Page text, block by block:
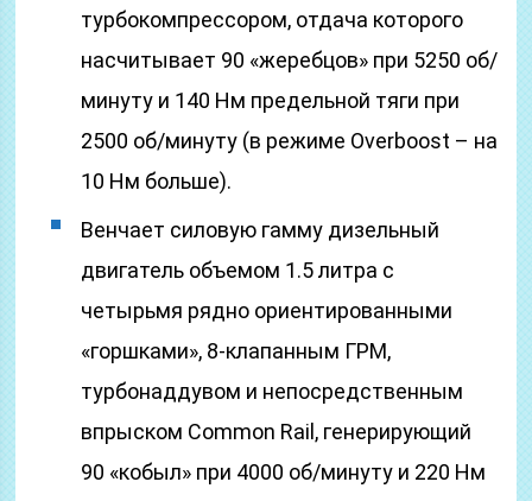
турбокомпрессором, отдача которого
насчитывает 90 «жеребцов» при 5250 об/
минуту и 140 Нм предельной тяги при
2500 об/минуту (в режиме Overboost – на
10 Нм больше).
Венчает силовую гамму дизельный
двигатель объемом 1.5 литра с
четырьмя рядно ориентированными
«горшками», 8-клапанным ГРМ,
турбонаддувом и непосредственным
впрыском Common Rail, генерирующий
90 «кобыл» при 4000 об/минуту и 220 Нм